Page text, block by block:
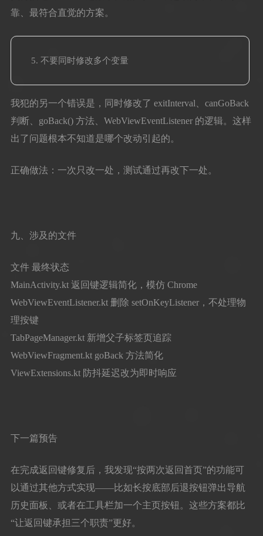
靠、最符合直觉的方案。
不要同时修改多个变量
我犯的另一个错误是，同时修改了 exitInterval、canGoBack
判断、goBack() 方法、WebViewEventListener 的逻辑。这样
出了问题根本不知道是哪个改动引起的。
正确做法：一次只改一处，测试通过再改下一处。
九、涉及的文件
文件 最终状态
MainActivity.kt 返回键逻辑简化，模仿 Chrome
WebViewEventListener.kt 删除 setOnKeyListener，不处理物
理按键
TabPageManager.kt 新增父子标签页追踪
WebViewFragment.kt goBack 方法简化
ViewExtensions.kt 防抖延迟改为即时响应
下一篇预告
在完成返回键修复后，我发现“按两次返回首页”的功能可
以通过其他方式实现——比如长按底部后退按钮弹出导航
历史面板、或者在工具栏加一个主页按钮。这些方案都比
“让返回键承担三个职责”更好。